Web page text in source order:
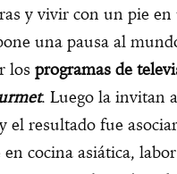
y vivir con un pie
una pausa al
los programas de
. Luego la invitan
el resultado fue
cocina asiática,